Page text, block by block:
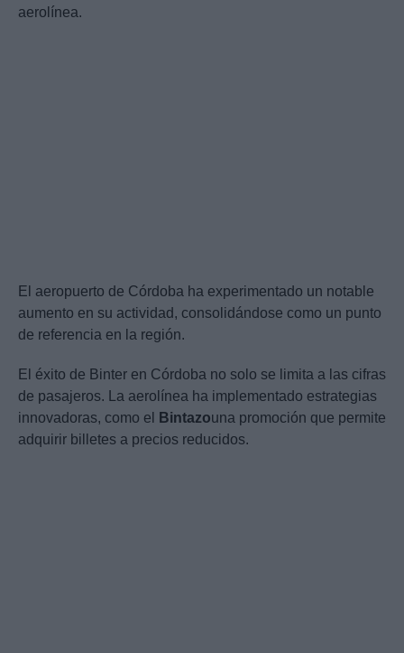
aerolínea.
El aeropuerto de Córdoba ha experimentado un notable
aumento en su actividad, consolidándose como un punto
de referencia en la región.
El éxito de Binter en Córdoba no solo se limita a las cifras
de pasajeros. La aerolínea ha implementado estrategias
innovadoras, como el
Bintazouna promoción que permite
adquirir billetes a precios reducidos.